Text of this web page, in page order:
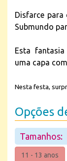
Disfarce para
Submundo
Esta
uma capa
Nesta festa,
Opções
Tamanhos:
11 - 13 anos